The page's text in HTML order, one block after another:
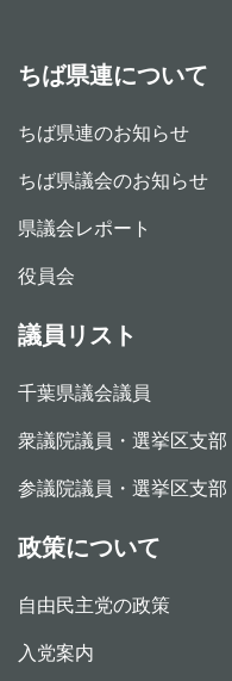
ちば県連について
ちば県連のお知らせ
ちば県議会のお知らせ
県議会レポート
役員会
議員リスト
千葉県議会議員
衆議院議員・選挙区支部
参議院議員・選挙区支部
政策について
自由民主党の政策
入党案内